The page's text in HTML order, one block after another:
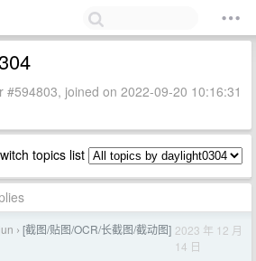
#594803, joined on 2022-09-20 10:16:31
topics list
› [截图/贴图/OCR/长截图/截动图] 2023 年 12 月
14 日